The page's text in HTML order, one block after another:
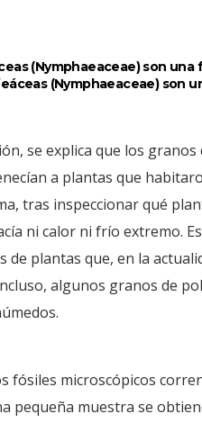
(Nymphaeaceae) son
(Nymphaeaceae) son
se explica que los
a plantas que
tras inspeccionar qué
ni calor ni frío extremo.
de plantas que, en la
algunos granos de
fósiles microscópicos
pequeña muestra se